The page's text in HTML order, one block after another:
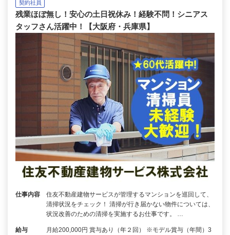
契約社員
残業ほぼ無し！安心の土日祝休み！経験不問！シニアス
タッフさん活躍中！【大阪府・兵庫県】
仕事内容
住友不動産建物サービスが管理するマンションを巡回して、
清掃状況をチェック！ 清掃が行き届かない物件については、
状況改善のための清掃を実施するお仕事です。 …
給与
月給200,000円 賞与あり（年２回） ※モデル賞与（年間）3